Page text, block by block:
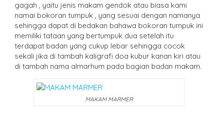
gagah , yaitu jenis makam gendok atau biasa kami
namai bokoran tumpuk , yang sesuai dengan namanya
sehingga dapat di bedakan bahawa bokoran tumpuk ini
memiliki tataan yang bertumpuk dua setelah itu
terdapat badan yang cukup lebar sehingga cocok
sekali jika di tambah kaligrafi doa kubur kanan kiri atau
di tambah nama almarhum pada bagian badan makam.
MAKAM MARMER